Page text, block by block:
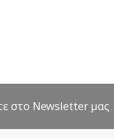
στο Newsletter μας